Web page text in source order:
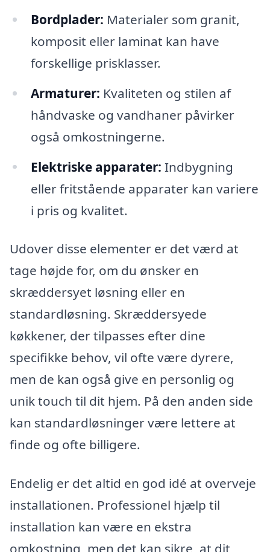
Bordplader: Materialer som granit,
komposit eller laminat kan have
forskellige prisklasser.
Armaturer: Kvaliteten og stilen af
håndvaske og vandhaner påvirker
også omkostningerne.
Elektriske apparater: Indbygning
eller fritstående apparater kan variere
i pris og kvalitet.
Udover disse elementer er det værd at
tage højde for, om du ønsker en
skræddersyet løsning eller en
standardløsning. Skræddersyede
køkkener, der tilpasses efter dine
specifikke behov, vil ofte være dyrere,
men de kan også give en personlig og
unik touch til dit hjem. På den anden side
kan standardløsninger være lettere at
finde og ofte billigere.
Endelig er det altid en god idé at overveje
installationen. Professionel hjælp til
installation kan være en ekstra
omkostning, men det kan sikre, at dit